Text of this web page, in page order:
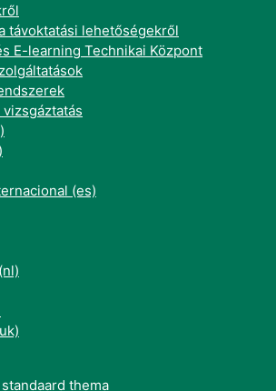
távoktatási lehetőségekről
E-learning Technikai Központ
‎(es)‎
thema